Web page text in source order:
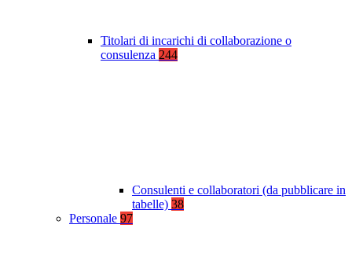
Titolari di incarichi di collaborazione o
consulenza 244
Consulenti e collaboratori (da pubblicare in
tabelle) 38
Personale 97